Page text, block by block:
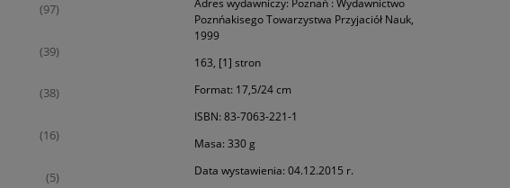
(97)
(39)
(38)
(16)
(5)
Poznńakisego Towarzystwa Przyjaciół Nauk,
1999
163, [1] stron
Format: 17,5/24 cm
ISBN: 83-7063-221-1
Masa: 330 g
Data wystawienia: 04.12.2015 r.